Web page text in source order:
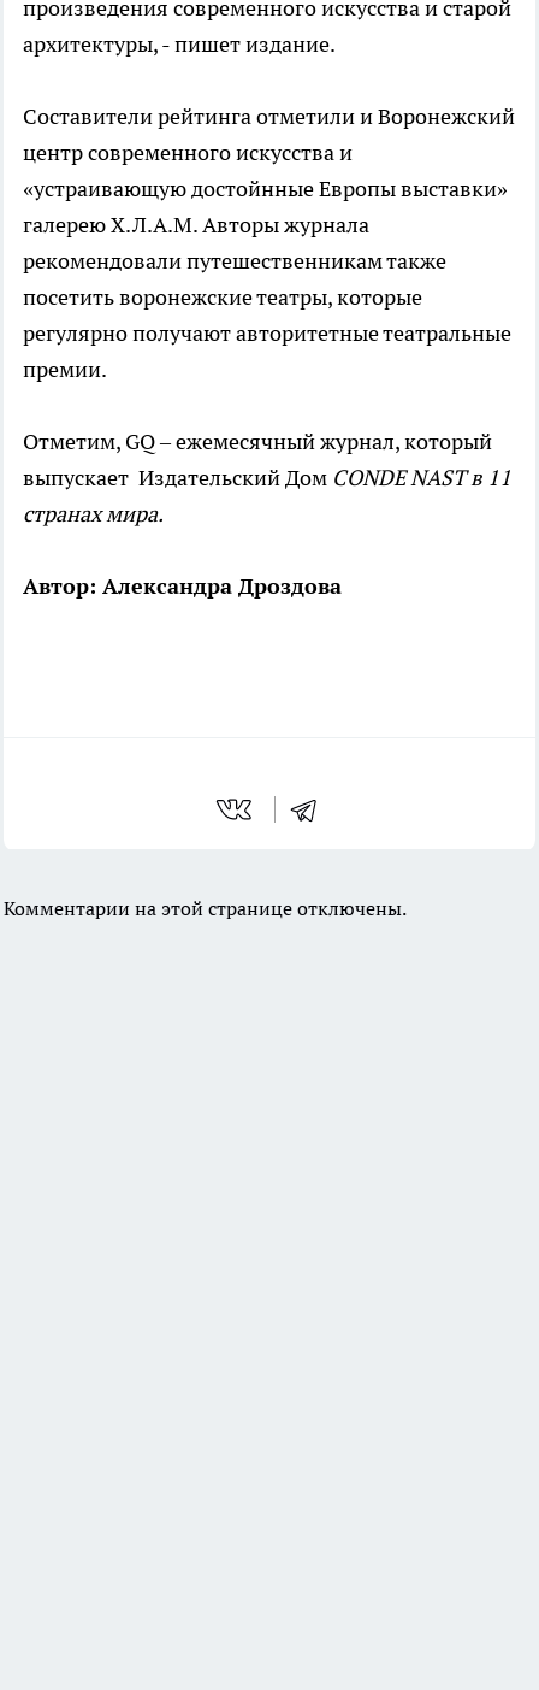
произведения современного искусства и старой
архитектуры, - пишет издание.
Составители рейтинга отметили и Воронежский
центр современного искусства и
«устраивающую достойнные Европы выставки»
галерею Х.Л.А.М. Авторы журнала
рекомендовали путешественникам также
посетить воронежские театры, которые
регулярно получают авторитетные театральные
премии.
Отметим, GQ – ежемесячный журнал, который
выпускает Издательский Дом CONDE NAST в 11
странах мира.
Автор: Александра Дроздова
Комментарии на этой странице отключены.